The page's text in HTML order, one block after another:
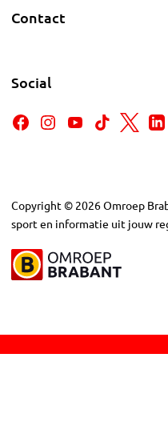
Contact
Social
Copyright © 2026Omroep
sport en informatie uit jouw